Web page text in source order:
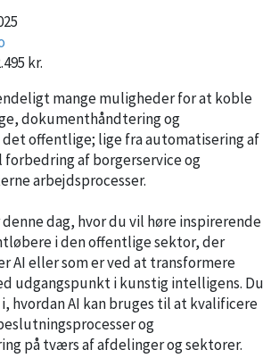
kr.
mange muligheder for at koble
dokumenthåndtering og
det offentlige; lige fra automatisering af
af borgerservice og
arbejdsprocesser.
dag, hvor du vil høre inspirerende
i den offentlige sektor, der
AI eller som er ved at transformere
udgangspunkt i kunstig intelligens. Du
hvordan AI kan bruges til at kvalificere
og
på tværs af afdelinger og sektorer.